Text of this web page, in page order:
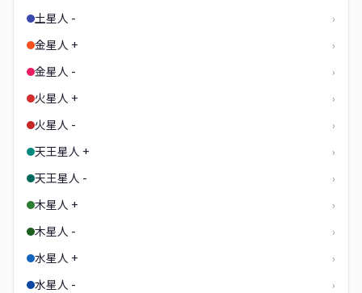
土星人 - ›
金星人 + ›
金星人 - ›
火星人 + ›
火星人 - ›
天王星人 + ›
天王星人 - ›
木星人 + ›
木星人 - ›
水星人 + ›
水星人 - ›